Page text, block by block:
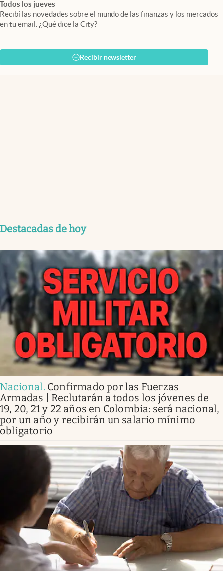
Todos los jueves
Recibí las novedades sobre el mundo de las finanzas y los mercados
en tu email. ¿Qué dice la City?
Recibir newsletter
Destacadas de hoy
Nacional. Confirmado por las Fuerzas
Armadas | Reclutarán a todos los jóvenes de
19, 20, 21 y 22 años en Colombia: será nacional,
por un año y recibirán un salario mínimo
obligatorio